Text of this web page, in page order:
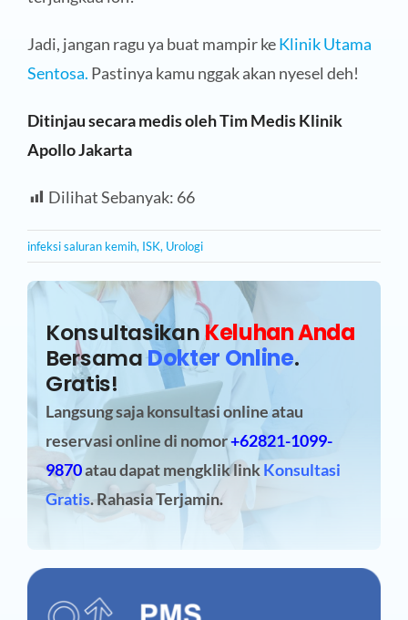
Jadi, jangan ragu ya buat mampir keKlinik Utama
Sentosa. Pastinya kamu nggak akan nyesel deh!
Ditinjau secara medis oleh Tim Medis Klinik
Apollo Jakarta
Dilihat Sebanyak: 66
infeksi saluran kemih, ISK, Urologi
KonsultasikanKeluhan Anda
BersamaDokter Online.
Gratis!
Langsung saja konsultasi online atau
reservasi onlinedi nomor+62821-1099-
9870atau dapat mengklik linkKonsultasi
Gratis. Rahasia Terjamin.